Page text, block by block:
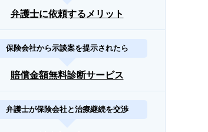
弁護士に依頼するメリット
保険会社から示談案を提示されたら
賠償金額無料診断サービス
弁護士が保険会社と治療継続を交渉